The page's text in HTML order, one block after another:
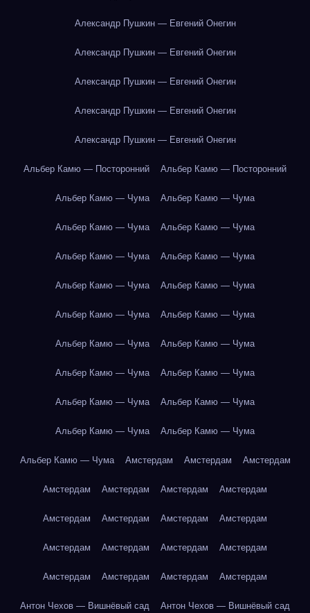
Александр Пушкин — Евгений Онегин
Александр Пушкин — Евгений Онегин
Александр Пушкин — Евгений Онегин
Александр Пушкин — Евгений Онегин
Александр Пушкин — Евгений Онегин
Альбер Камю — Посторонний Альбер Камю — Посторонний
Альбер Камю — Чума Альбер Камю — Чума
Альбер Камю — Чума Альбер Камю — Чума
Альбер Камю — Чума Альбер Камю — Чума
Альбер Камю — Чума Альбер Камю — Чума
Альбер Камю — Чума Альбер Камю — Чума
Альбер Камю — Чума Альбер Камю — Чума
Альбер Камю — Чума Альбер Камю — Чума
Альбер Камю — Чума Альбер Камю — Чума
Альбер Камю — Чума Альбер Камю — Чума
Альбер Камю — Чума Амстердам Амстердам Амстердам
Амстердам Амстердам Амстердам Амстердам
Амстердам Амстердам Амстердам Амстердам
Амстердам Амстердам Амстердам Амстердам
Амстердам Амстердам Амстердам Амстердам
Антон Чехов — Вишнёвый сад Антон Чехов — Вишнёвый сад